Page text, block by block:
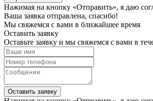
Нажимая на кнопку «Отправить», я даю
Ваша заявка отправлена, спасибо!
Мы свяжемся с вами в ближайшее время
Оставить заявку
Оставьте заявку и мы свяжемся с вами в
Оставить заявку